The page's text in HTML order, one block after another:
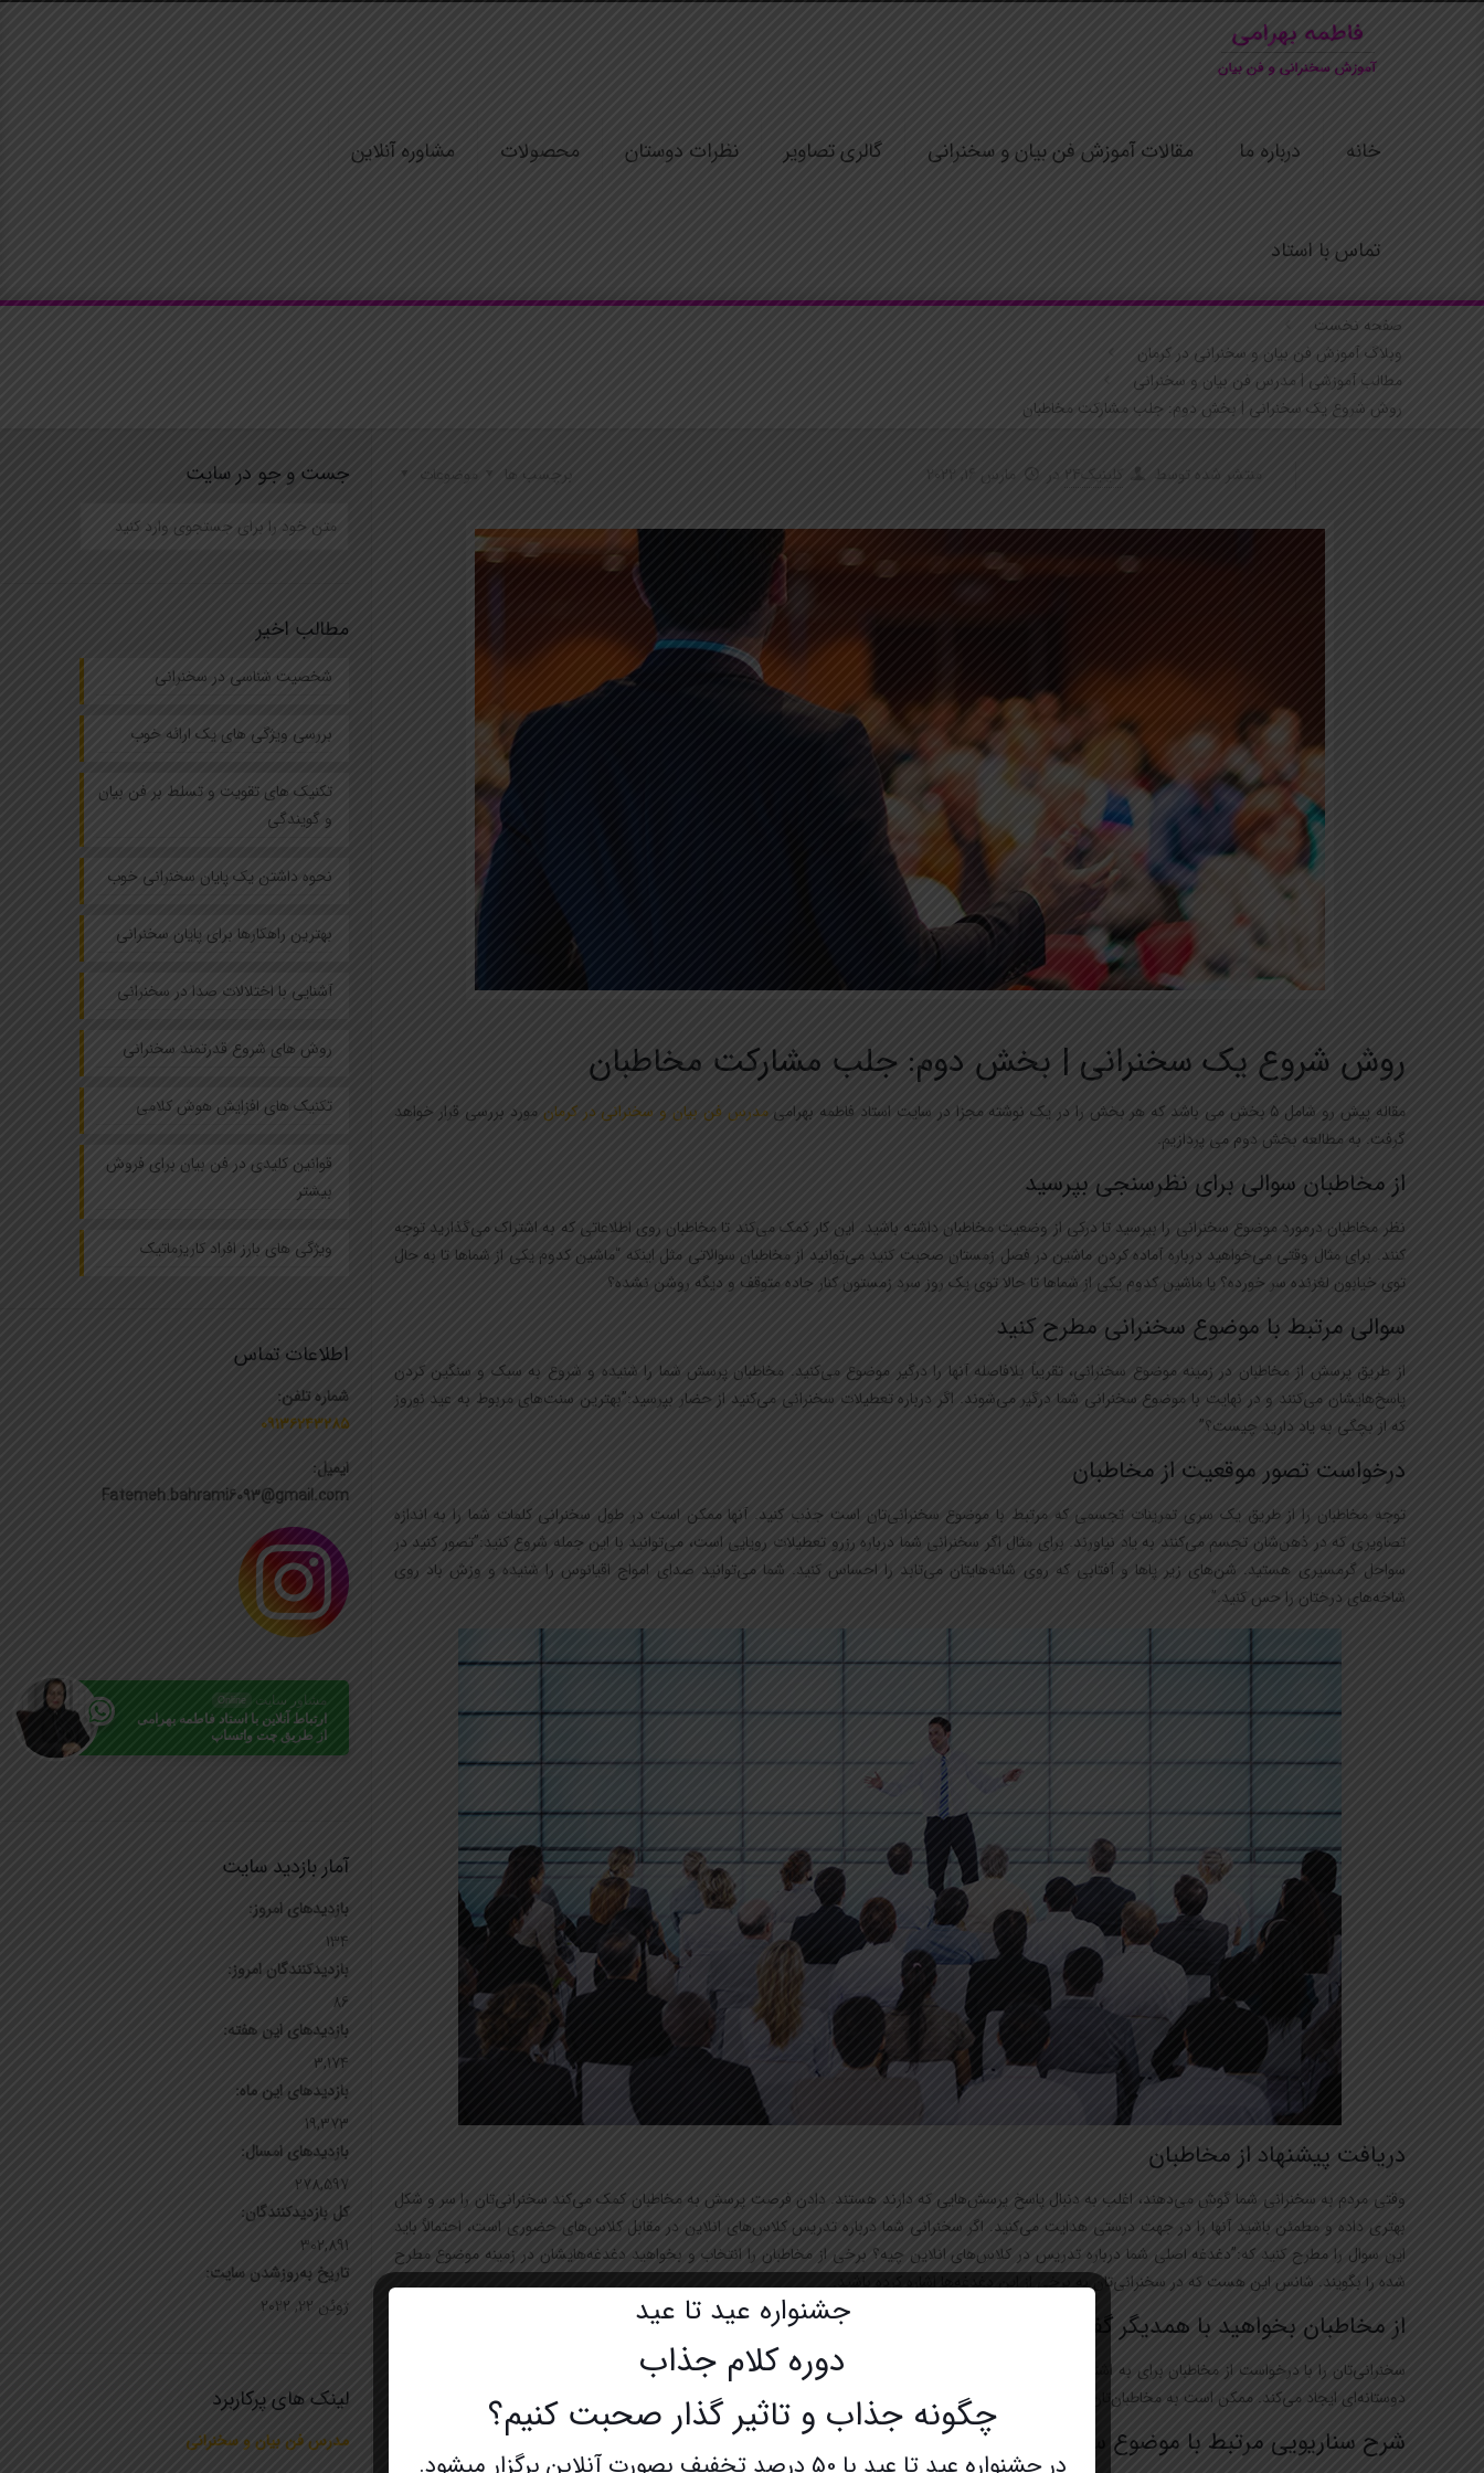
خانه درباره ما مقالات آموزش فن بیان و سخنرانی گالری تصاویر نظرات دوستان محصولات مشاوره آنلاین
تماس با استاد
صفحه نخست
وبلاگ آموزش فن بیان و سخنرانی در کرمان
مطالب آموزشی | مدرس فن بیان و سخنرانی
روش شروع یک سخنرانی | بخش دوم: جلب مشارکت مخاطبان
منتشر شده توسط کلینیک24 در مارس 16, 2022 موضوعات برچسب ها
روش شروع یک سخنرانی | بخش دوم: جلب مشارکت مخاطبان
مقاله پیش رو شامل 5 بخش می باشد که هر بخش را در یک نوشته مجزا در سایت استاد فاطمه بهرامی مدرس فن بیان و سخنرانی در کرمان مورد بررسی قرار خواهد
گرفت. به مطالعه بخش دوم می پردازیم.
از مخاطبان سوالی برای نظرسنجی بپرسید
نظر مخاطبان درمورد موضوع سخنرانی را بپرسید تا درکی از وضعیت مخاطبان داشته باشید. این کار کمک می‌کند تا مخاطبان روی اطلاعاتی که به اشتراک می‌گذارید توجه
کنند. برای مثال وقتی می‌خواهید درباره آماده کردن ماشین در فصل زمستان صحبت کنید می‌توانید از مخاطبان سوالاتی مثل اینکه “ماشین کدوم یکی از شماها تا به حال
توی خیابون لغزنده سر خورده؟ یا ماشین کدوم یکی از شماها تا حالا توی یک روز سرد زمستون کنار جاده متوقف و دیگه روشن نشده؟
سوالی مرتبط با موضوع سخنرانی مطرح کنید
از طریق پرسش از مخاطبان در زمینه موضوع سخنرانی، تقریباً بلافاصله آنها را درگیر موضوع می‌کنید. مخاطبان پرسش شما را شنیده و شروع به سبک و سنگین کردن
پاسخ‌هایشان می‌کنند و در نهایت با موضوع سخنرانی شما درگیر می‌شوند. اگر درباره تعطیلات سخنرانی می‌کنید از حضار بپرسید:”بهترین سنت‌های مربوط به عید نوروز
که از بچگی به یاد دارید چیست؟”
درخواست تصور موقعیت از مخاطبان
توجه مخاطبان را از طریق یک سری تمرینات تجسمی که مرتبط با موضوع سخنرانی‌تان است جذب کنید. آنها ممکن است در طول سخنرانی کلمات شما را به اندازه
تصاویری که در ذهن‌شان تجسم می‌کنند به یاد نیاورند. برای مثال اگر سخنرانی شما درباره رزرو تعطیلات رویایی است، می‌توانید با این جمله شروع کنید:”تصور کنید در
سواحل گرمسیری هستید. شن‌های زیر پاها و آفتابی که روی شانه‌هایتان می‌تابد را احساس کنید. شما می‌توانید صدای امواج اقیانوس را شنیده و وزش باد روی
شاخه‌های درختان را حس کنید.”
دریافت پیشنهاد از مخاطبان
وقتی مردم به سخنرانی شما گوش می‌دهند، اغلب به دنبال پاسخ پرسش‌هایی که دارند هستند. دادن فرصت پرسش به مخاطبان کمک می‌کند سخنرانی‌تان را سر و شکل
بهتری داده و مطمئن باشید آنها را در جهت درستی هدایت می‌کنید. اگر سخنرانی شما درباره تدریس کلاس‌های انلاین در مقابل کلاس‌های حضوری است، احتمالاً باید
این سوال را مطرح کنید که:”دغدغه اصلی شما درباره تدریس در کلاس‌های انلاین چیه؟ برخی از مخاطبان را انتخاب و بخواهید دغدغه‌هایشان در زمینه موضوع مطرح
شده را بگویند. شانس این هست که در سخنرانی‌تان به برخی از این دغدغه‌ها اشاره کرده باشید.
از مخاطبان بخواهید با همدیگر گفتگو کنند
سخنرانی‌تان را با درخواست از مخاطبان برای به اشتراک‌گذاری چیزی با افراد کنار دستی‌شان شروع کنید. این یخ روابط بین حضار را شکسته، محیط یادگیری اشتراکی و
دوستانه‌ای ایجاد می‌کند. ممکن است به مخاطبان‌تان بگویید:”لطفاً به سمت کناردستی‌تان برگشته و تمرین مورد علاقه‌تان را به آنها بگویید”.
شرح سناریویی مرتبط با موضوع سخنرانی‌تان
جست و جو در سایت
مطالب اخیر
شخصیت شناسی در سخنرانی
بررسی ویژگی های یک ارائه خوب
تکنیک های تقویت و تسلط بر فن بیان
و گویندگی
نحوه داشتن یک پایان سخنرانی خوب
بهترین راهکارها برای پایان سخنرانی
آشنایی با اختلالات صدا در سخنرانی
روش های شروع قدرتمند سخنرانی
تکنیک های افزایش هوش کلامی
قوانین کلیدی در فن بیان برای فروش
بیشتر
ویژگی های بارز افراد کاریزماتیک
اطلاعات تماس
شماره تلفن:
۰۹۱۳۶۲۴۳۲۸۵
ایمیل:
Fatemeh.bahrami6093@gmail.com
مشاور سایت Online
ارتباط آنلاین با استاد فاطمه بهرامی
از طریق چت واتساپ
آمار بازدید سایت
بازدیدهای امروز:
134
بازدیدکنندگان امروز:
86
بازدیدهای این هفته:
3,174
بازدیدهای این ماه:
19,373
بازدیدهای امسال:
278,597
کل بازدیدکنند‌گان:
302,891
تاریخ به‌روزشدن سایت:
ژوئن 22, 2022
لینک های پرکاربرد
مدرس فن بیان و سخنرانی
جشنواره عید تا عید
دوره کلام جذاب
چگونه جذاب و تاثیر گذار صحبت کنیم؟